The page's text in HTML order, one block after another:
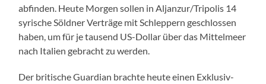
abfinden. Heute Morgen sollen in Aljanzur/Tripolis 14
syrische Söldner Verträge mit Schleppern geschlossen
haben, um für je tausend US-Dollar über das Mittelmeer
nach Italien gebracht zu werden.
Der britische Guardian brachte heute einen Exklusiv-